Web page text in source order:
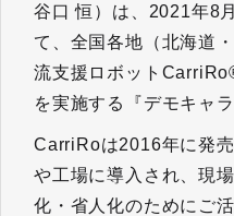
谷口 恒）は、2021年8
て、全国各地（北海道
流支援ロボット
を実施する『デモキャ
CarriRoは2016年に発
や工場に導入され、現
化・省人化のためにご